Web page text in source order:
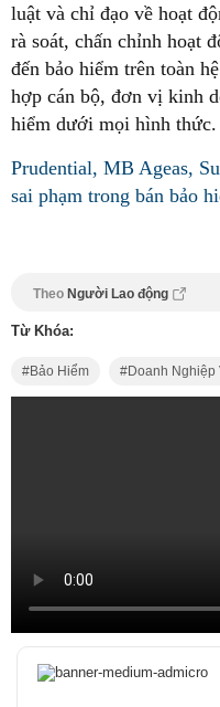
luật và chỉ đạo về hoạt
rà soát, chấn chỉnh hoạt
đến bảo hiểm trên toàn
hợp cán bộ, đơn vị kinh
hiểm dưới mọi hình thức.
Prudential, MB Ageas,
sai phạm trong bán bảo
Theo Người Lao động
Từ Khóa:
Bảo Hiểm Doanh Nghiệp